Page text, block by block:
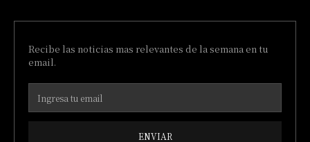
Recibe las noticias mas relevantes de la semana en tu
email.
ENVIAR